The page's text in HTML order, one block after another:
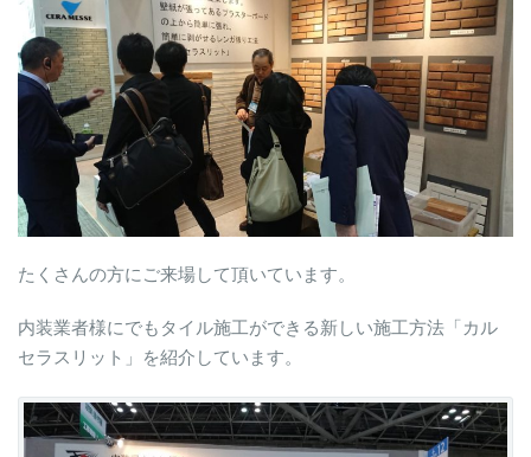
たくさんの方にご来場して頂いています。
内装業者様にでもタイル施工ができる新しい施工方法「カル
セラスリット」を紹介しています。